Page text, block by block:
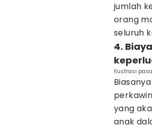
jumlah
orang
seluruh
4.
Ilustrasi
yang
anak